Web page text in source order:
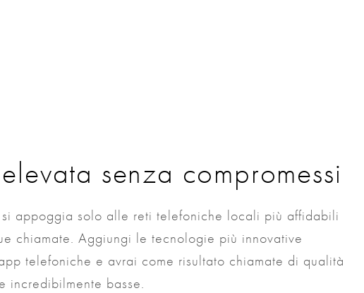
senza compromessi
appoggia solo alle reti telefoniche locali più affidabili
chiamate. Aggiungi le tecnologie più innovative
telefoniche e avrai come risultato chiamate di qualità
incredibilmente basse.